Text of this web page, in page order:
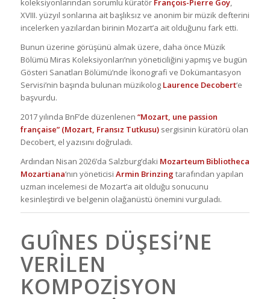
koleksiyonlarından sorumlu küratör François-Pierre Goy,
XVIII. yüzyıl sonlarına ait başlıksız ve anonim bir müzik defterini
incelerken yazılardan birinin Mozart’a ait olduğunu fark etti.
Bunun üzerine görüşünü almak üzere, daha önce Müzik
Bölümü Miras Koleksiyonları’nın yöneticiliğini yapmış ve bugün
Gösteri Sanatları Bölümü’nde İkonografi ve Dokümantasyon
Servisi’nin başında bulunan müzikolog Laurence Decobert‘e
başvurdu.
2017 yılında BnF’de düzenlenen “Mozart, une passion
française” (Mozart, Fransız Tutkusu)sergisinin küratörü olan
Decobert, el yazısını doğruladı.
Ardından Nisan 2026’da Salzburg’daki Mozarteum Bibliotheca
Mozartiana‘nın yöneticisi Armin Brinzing tarafından yapılan
uzman incelemesi de Mozart’a ait olduğu sonucunu
kesinleştirdi ve belgenin olağanüstü önemini vurguladı.
GUÎNES DÜŞESI’NE
VERILEN
KOMPOZISYON